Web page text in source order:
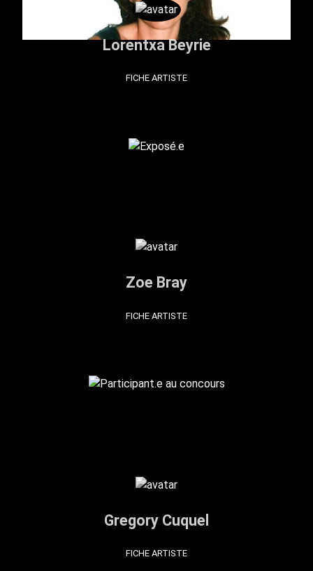
Lorentxa Beyrie
FICHE ARTISTE
Zoe Bray
FICHE ARTISTE
Gregory Cuquel
FICHE ARTISTE